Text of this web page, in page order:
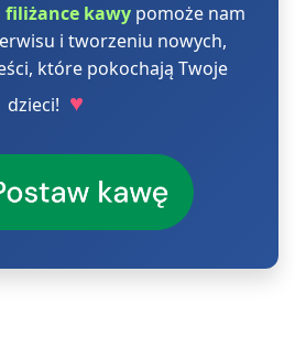
filiżance kawypomoże nam
i tworzeniu nowych,
które pokochają Twoje
dzieci! ♥